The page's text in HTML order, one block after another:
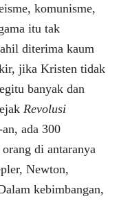
komunisme,
itu tak
diterima kaum
jika Kristen tidak
banyak dan
Revolusi
ada 300
di antaranya
Newton,
kebimbangan,